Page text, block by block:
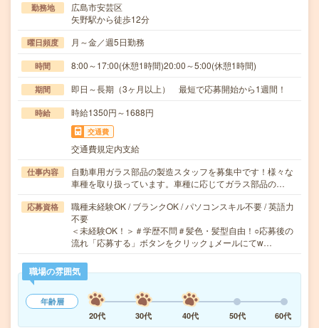
勤務地
広島市安芸区
矢野駅から徒歩12分
曜日頻度 月～金／週5日勤務
時間 8:00～17:00(休憩1時間)20:00～5:00(休憩1時間)
期間 即日～長期（3ヶ月以上） 最短で応募開始から1週間！
時給 時給1350円～1688円
交通費
交通費規定内支給
仕事内容
自動車用ガラス部品の製造スタッフを募集中です！様々な
車種を取り扱っています。車種に応じてガラス部品の…
応募資格
職種未経験OK / ブランクOK / パソコンスキル不要 / 英語力
不要
＜未経験OK！＞＃学歴不問＃髪色・髪型自由！○応募後の
流れ「応募する」ボタンをクリック↓メールにてw…
職場の雰囲気
年齢層
20代
30代 40代 50代 60代